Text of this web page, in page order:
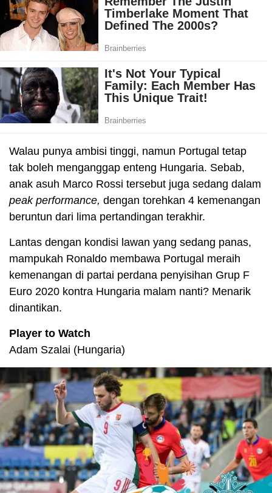
Walau punya ambisi tinggi, namun Portugal tetap
tak boleh menganggap enteng Hungaria. Sebab,
anak asuh Marco Rossi tersebut juga sedang dalam
peak performance, dengan torehkan 4 kemenangan
beruntun dari lima pertandingan terakhir.
Lantas dengan kondisi lawan yang sedang panas,
mampukah Ronaldo membawa Portugal meraih
kemenangan di partai perdana penyisihan Grup F
Euro 2020 kontra Hungaria malam nanti? Menarik
dinantikan.
Player to Watch
Adam Szalai (Hungaria)